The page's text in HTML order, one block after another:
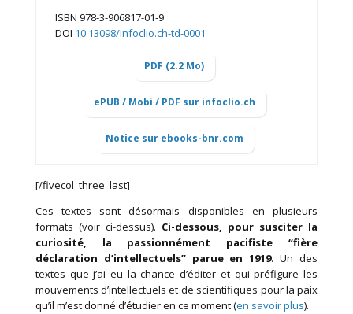
ISBN 978-3-906817-01-9
DOI 10.13098/infoclio.ch-td-0001
PDF (2.2 Mo)
ePUB / Mobi / PDF sur infoclio.ch
Notice sur ebooks-bnr.com
[/fivecol_three_last]
Ces textes sont désormais disponibles en plusieurs
formats (voir ci-dessus). Ci-dessous, pour susciter la
curiosité, la passionnément pacifiste “fière
déclaration d’intellectuels” parue en 1919. Un des
textes que j’ai eu la chance d’éditer et qui préfigure les
mouvements d’intellectuels et de scientifiques pour la paix
qu’il m’est donné d’étudier en ce moment (en savoir plus).